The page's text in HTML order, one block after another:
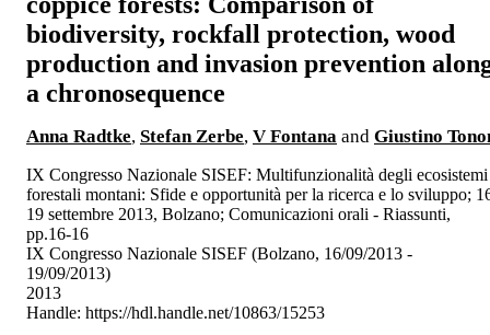
biodiversity, rockfall protection, wood
production and invasion prevention
a chronosequence
Anna Radtke, Stefan Zerbe, V Fontana and Giustino
IX Congresso Nazionale SISEF: Multifunzionalità degli ecosistemi
forestali montani: Sfide e opportunità per la ricerca e lo sviluppo;
19 settembre 2013, Bolzano; Comunicazioni orali - Riassunti,
pp.16-16
IX Congresso Nazionale SISEF (Bolzano, 16/09/2013 -
19/09/2013)
2013
Handle: https://hdl.handle.net/10863/15253